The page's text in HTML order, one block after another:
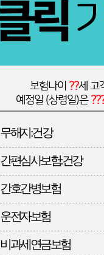
보험나이 ??세 고
예정일 (상령일)은
무해지:건강
간편심사보험:건강
간호간병보험
운전자보험
비과세연금보험